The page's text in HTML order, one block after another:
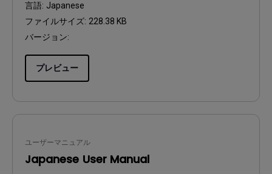
言語: Japanese
ファイルサイズ: 228.38 KB
バージョン:
プレビュー
ユーザーマニュアル
Japanese User Manual